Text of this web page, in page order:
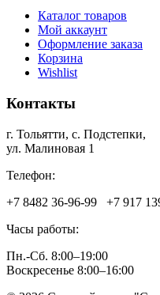
Каталог товаров
Мой аккаунт
Оформление заказа
Корзина
Wishlist
Контакты
г. Тольятти, c. Подстепки,
ул. Малиновая 1
Телефон:
+7 8482 36‑96-99 +7 917
Часы работы:
Пн.-Сб. 8:00–19:00
Воскресенье 8:00–16:00